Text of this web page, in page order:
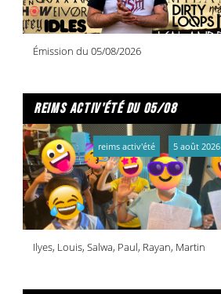
Émission du 05/08/2026
reims activ'été du 05/08
Ilyes, Louis, Salwa, Paul, Rayan, Martin
reims activ'été 5 août 2026